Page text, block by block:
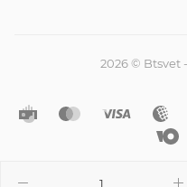
2026 © Btsvet